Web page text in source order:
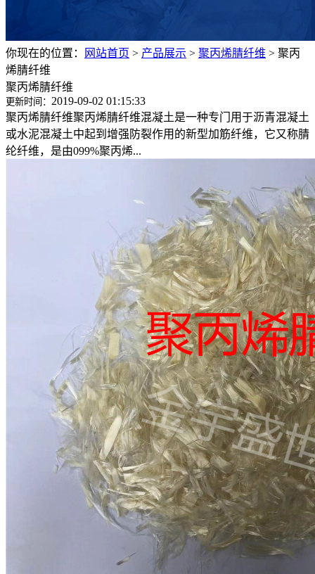
你现在的位置： 网站首页 > 产品展示 > 聚丙烯腈纤维 > 聚丙
烯腈纤维
聚丙烯腈纤维
更新时间： 2019-09-02 01:15:33
聚丙烯腈纤维聚丙烯腈纤维混凝土是一种专门用于沥青混凝土
或水泥混凝土中起到增强防裂作用的新型加筋纤维，它又称腈
纶纤维，是由099%聚丙烯...